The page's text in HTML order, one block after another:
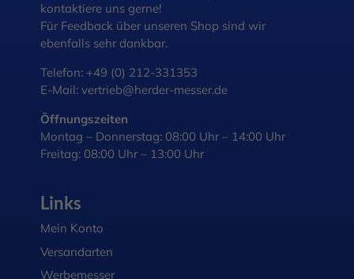
kontaktiere uns gerne!
Für Feedback über unseren Shop sind wir
ebenfalls sehr dankbar.
Telefon: +49 (0) 212-331353
E-Mail: vertrieb@herder-messer.de
Öffnungszeiten
Montag – Donnerstag: 08:00 Uhr – 14:00 Uhr
Freitag: 08:00 Uhr – 13:00 Uhr
Links
Mein Konto
Versandarten
Werbemesser